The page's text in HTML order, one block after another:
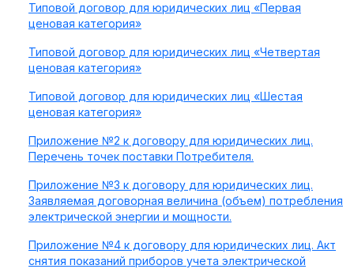
Типовой договор для юридических лиц «Первая
ценовая категория»
Типовой договор для юридических лиц «Четвертая
ценовая категория»
Типовой договор для юридических лиц «Шестая
ценовая категория»
Приложение №2 к договору для юридических лиц.
Перечень точек поставки Потребителя.
Приложение №3 к договору для юридических лиц.
Заявляемая договорная величина (объем) потребления
электрической энергии и мощности.
Приложение №4 к договору для юридических лиц. Акт
снятия показаний приборов учета электрической